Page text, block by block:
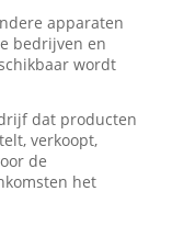
apparaten
bedrijven en
wordt
dat producten
verkoopt,
de
het